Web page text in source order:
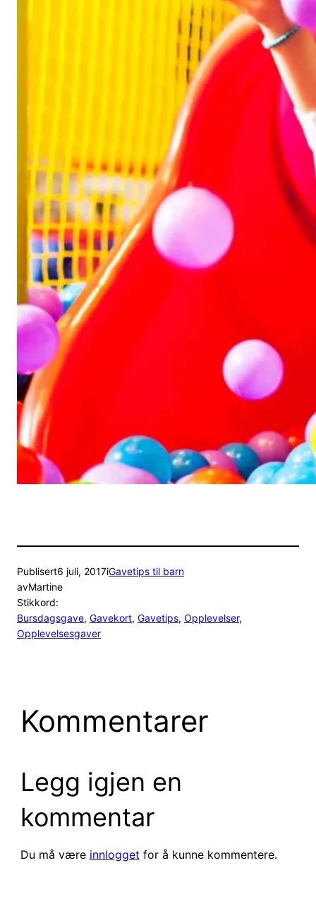
Publisert6 juli, 2017iGavetips til barn
avMartine
Stikkord:
Bursdagsgave, Gavekort, Gavetips, Opplevelser
Opplevelsesgaver
Kommentarer
Legg igjen en
kommentar
Du må være innlogget for å kunne kommentere.